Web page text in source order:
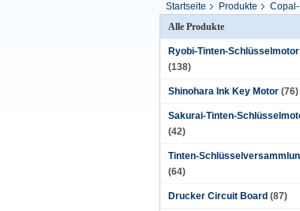
Startseite Produkte
Alle Produkte
Ryobi-Tinten-Schlüsselmotor
(138)
Shinohara Ink Key Motor (76)
Sakurai-Tinten-
(42)
Tinten-
(64)
Drucker Circuit Board (87)